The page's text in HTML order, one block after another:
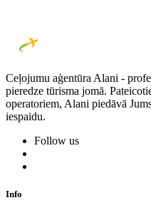
Ceļojumu aģentūra Alani -
pieredze tūrisma jomā.
operatoriem, Alani piedāvā
iespaidu.
Follow us
Info